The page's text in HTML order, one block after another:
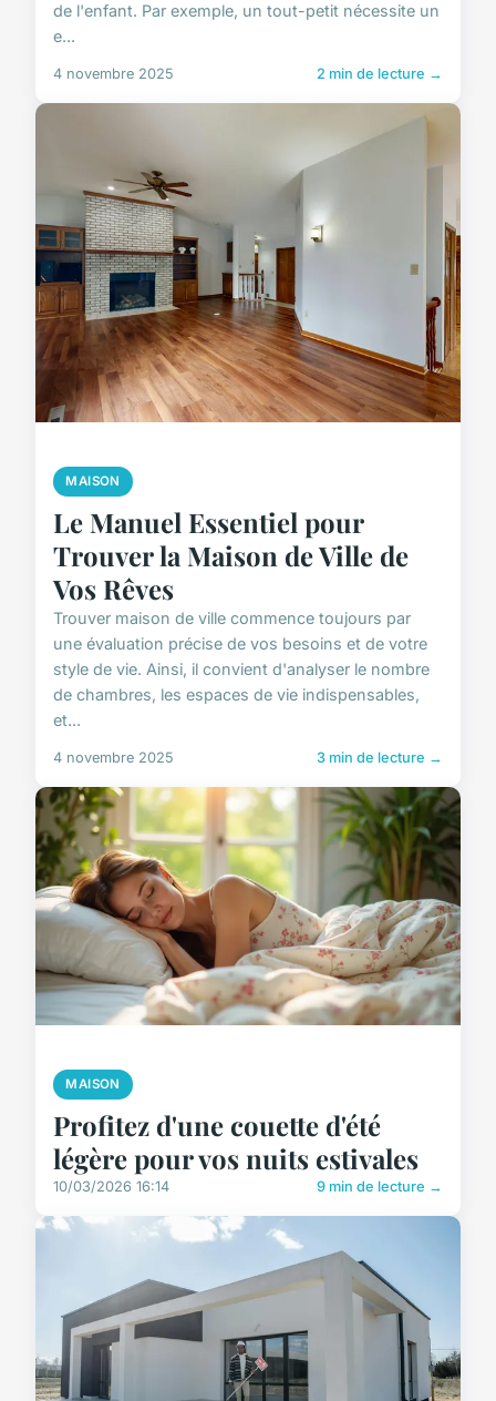
de l'enfant. Par exemple, un tout-petit nécessite un
e...
4 novembre 2025 2 min de lecture →
MAISON
Le Manuel Essentiel pour
Trouver la Maison de Ville de
Vos Rêves
Trouver maison de ville commence toujours par
une évaluation précise de vos besoins et de votre
style de vie. Ainsi, il convient d'analyser le nombre
de chambres, les espaces de vie indispensables,
et...
4 novembre 2025 3 min de lecture →
MAISON
Profitez d'une couette d'été
légère pour vos nuits estivales
10/03/2026 16:14 9 min de lecture →